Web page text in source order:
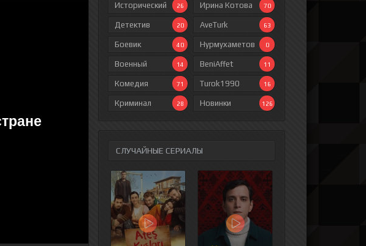
Исторический 26
Детектив 20
Боевик 40
Военный 14
Комедия 71
Криминал 28
Ирина Котова 70
AveTurk 63
Нурмухаметов 0
BeniAffet 11
Turok1990 16
Новинки 126
СЛУЧАЙНЫЕ СЕРИАЛЫ